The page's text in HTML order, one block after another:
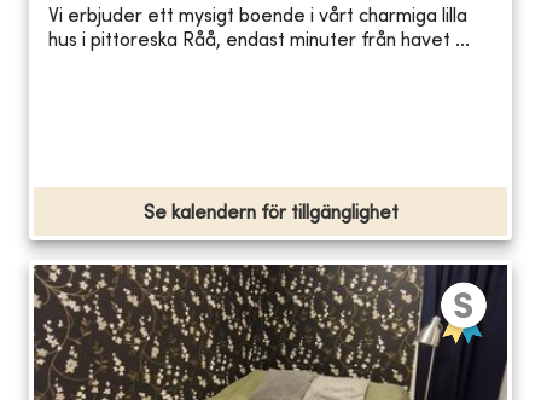
Vi erbjuder ett mysigt boende i vårt charmiga lilla
hus i pittoreska Råå, endast minuter från havet ...
Se kalendern för tillgänglighet